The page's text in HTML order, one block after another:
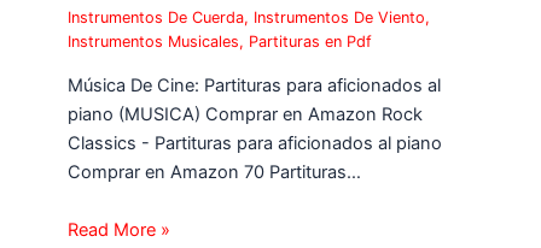
Instrumentos De Cuerda, Instrumentos De Viento,
Instrumentos Musicales, Partituras en Pdf
Música De Cine: Partituras para aficionados al
piano (MUSICA) Comprar en Amazon Rock
Classics - Partituras para aficionados al piano
Comprar en Amazon 70 Partituras…
Read More »